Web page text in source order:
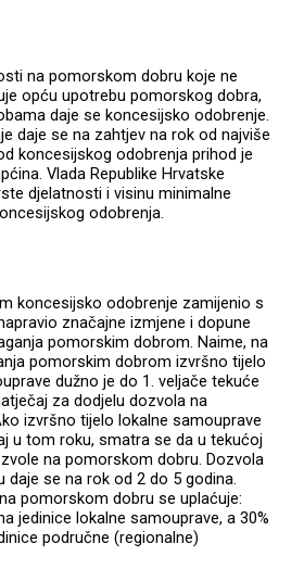
na pomorskom dobru koje ne
opću upotrebu pomorskog dobra,
daje se koncesijsko odobrenje.
daje se na zahtjev na rok od najviše
koncesijskog odobrenja prihod je
Vlada Republike Hrvatske
djelatnosti i visinu minimalne
odobrenja.
koncesijsko odobrenje zamijenio s
značajne izmjene i dopune
pomorskim dobrom. Naime, na
pomorskim dobrom izvršno tijelo
dužno je do 1. veljače tekuće
za dodjelu dozvola na
izvršno tijelo lokalne samouprave
u tom roku, smatra se da u tekućoj
na pomorskom dobru. Dozvola
se na rok od 2 do 5 godina.
pomorskom dobru se uplaćuje:
jedinice lokalne samouprave, a 30%
područne (regionalne)